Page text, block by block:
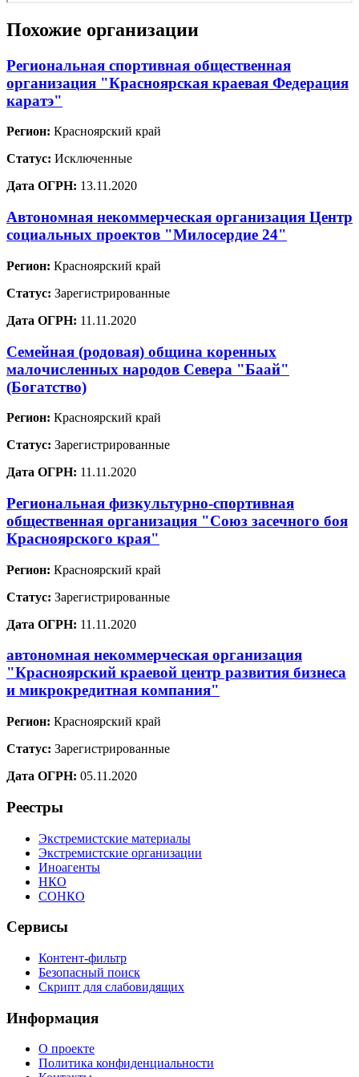
Похожие организации
Региональная спортивная общественная
организация "Красноярская краевая Федерация
каратэ"
Регион: Красноярский край
Статус: Исключенные
Дата ОГРН: 13.11.2020
Автономная некоммерческая организация Центр
социальных проектов "Милосердие 24"
Регион: Красноярский край
Статус: Зарегистрированные
Дата ОГРН: 11.11.2020
Семейная (родовая) община коренных
малочисленных народов Севера "Баай"
(Богатство)
Регион: Красноярский край
Статус: Зарегистрированные
Дата ОГРН: 11.11.2020
Региональная физкультурно-спортивная
общественная организация "Союз засечного боя
Красноярского края"
Регион: Красноярский край
Статус: Зарегистрированные
Дата ОГРН: 11.11.2020
автономная некоммерческая организация
"Красноярский краевой центр развития бизнеса
и микрокредитная компания"
Регион: Красноярский край
Статус: Зарегистрированные
Дата ОГРН: 05.11.2020
Реестры
Экстремистские материалы
Экстремистские организации
Иноагенты
НКО
СОНКО
Сервисы
Контент-фильтр
Безопасный поиск
Скрипт для слабовидящих
Информация
О проекте
Политика конфиденциальности